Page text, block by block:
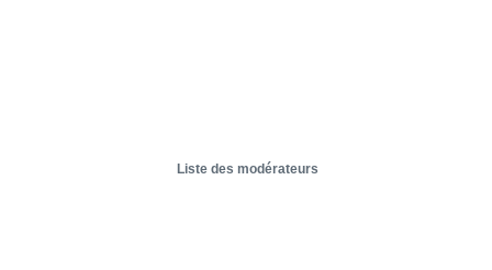
Liste des modérateurs